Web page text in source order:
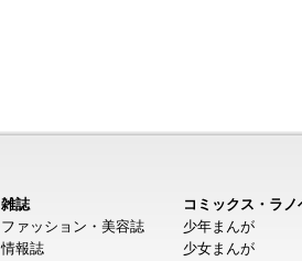
雑誌
ファッション・美容誌
情報誌
コミックス・ラノ
少年まんが
少女まんが